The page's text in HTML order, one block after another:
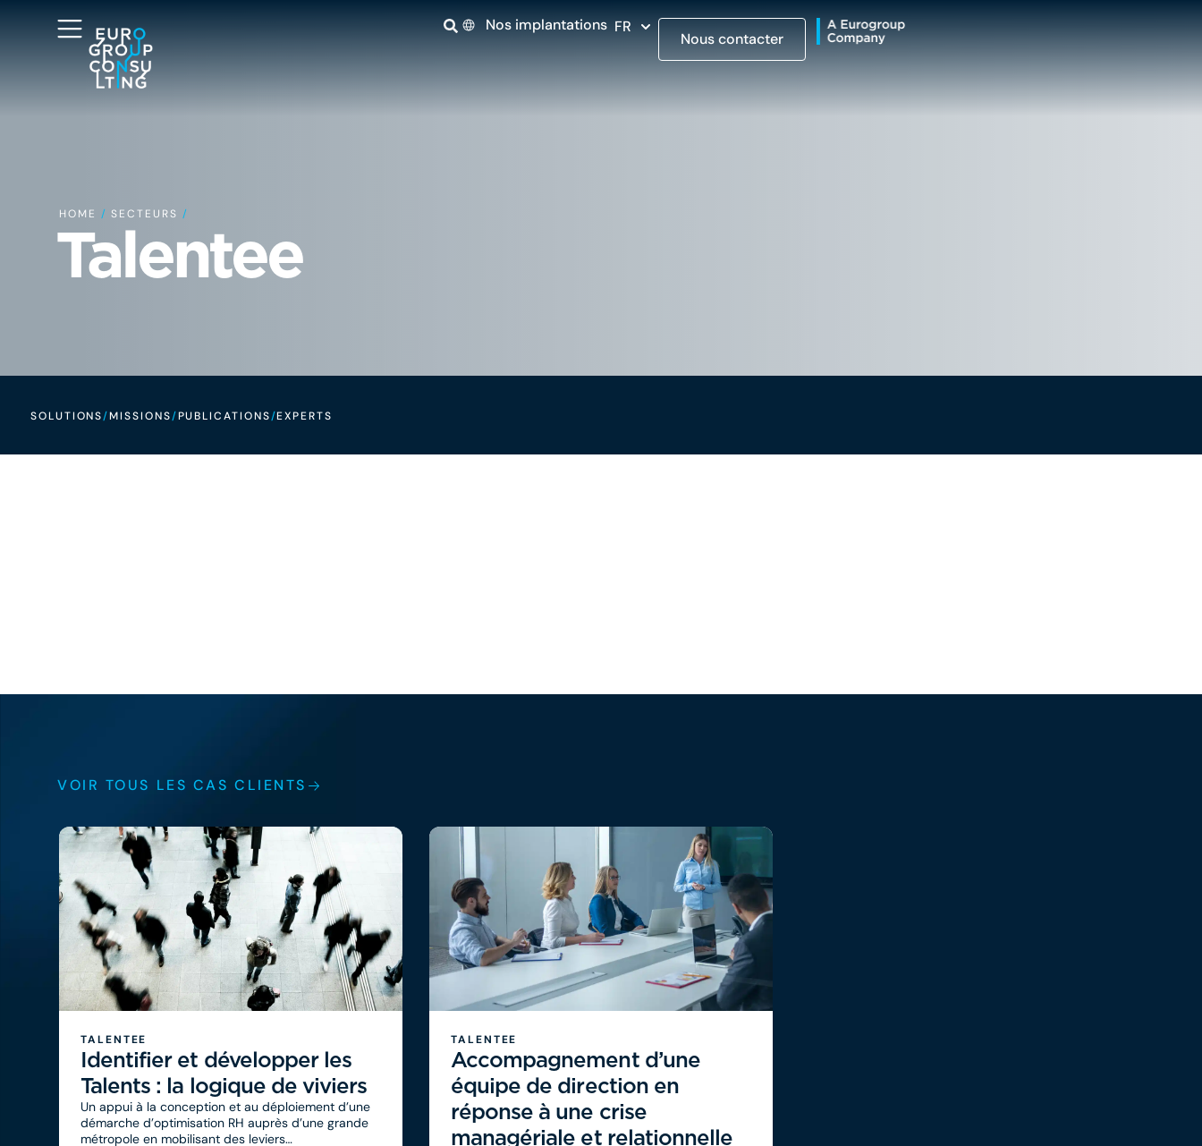
Nos implantations FR
Nous contacter
HOME /SECTEURS /
Talentee
SOLUTIONS/MISSIONS/PUBLICATIONS/EXPERTS
VOIR TOUS LES CAS CLIENTS
TALENTEE
Identifier et développer les
Talents : la logique de viviers
Un appui à la conception et au déploiement d’une
démarche d’optimisation RH auprès d’une grande
métropole en mobilisant des leviers
TALENTEE
Accompagnement d’une
équipe de direction en
réponse à une crise
managériale et relationnelle